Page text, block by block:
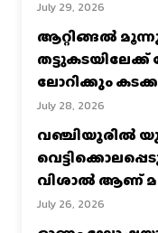
July 29, 2026
ആറ്റിങ്ങൽ
തട്ടുകടയിലേക്ക്
ലോറിക്കും
July 28, 2026
വഞ്ചിയൂരില്‍
വിശാല്‍ ആണ്
July 26, 2026